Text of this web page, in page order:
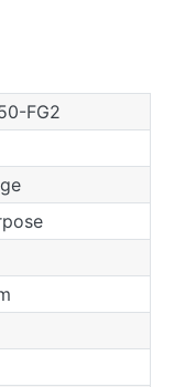
FG2